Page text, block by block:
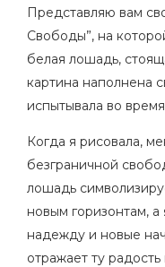
a
p
p
r
a
m
-
p
a
n
e
Представляю вам
Свободы”, на
белая лошадь,
картина наполнена
испытывала во
Когда я рисовала,
безграничной
лошадь
новым горизонтам,
надежду и новые
отражает ту